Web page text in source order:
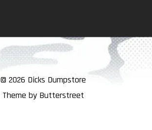
© 2026 Dicks Dumpstore
Theme by Butterstreet